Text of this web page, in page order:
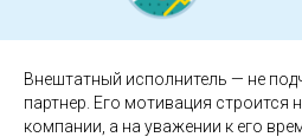
Внештатный исполнитель — не
партнер. Его мотивация строится
компании, а на уважении к его